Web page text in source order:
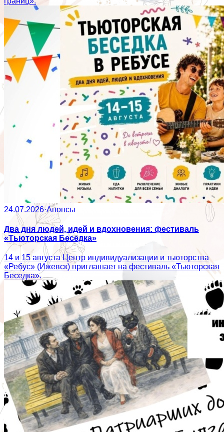
24.07.2026·Анонсы
Два дня людей, идей и вдохновения: фестиваль
«Тьюторская Беседка»
14 и 15 августа Центр индивидуализации и тьюторства
«Ребус» (Ижевск) приглашает на фестиваль «Тьюторская
Беседка».